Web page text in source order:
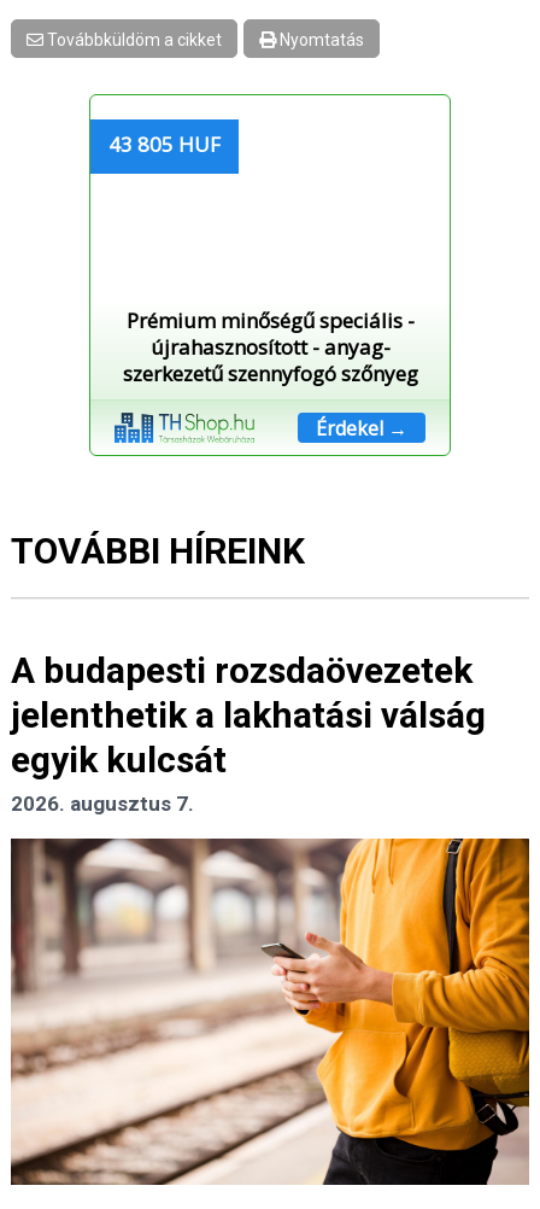
Továbbküldöm a cikket Nyomtatás
43 805 HUF
Prémium minőségű speciális -
újrahasznosított - anyag-
szerkezetű szennyfogó szőnyeg
Érdekel →
TOVÁBBI HÍREINK
A budapesti rozsdaövezetek
jelenthetik a lakhatási válság
egyik kulcsát
2026. augusztus 7.